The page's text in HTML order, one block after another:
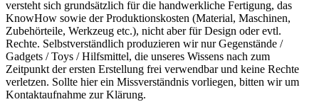
versteht sich grundsätzlich für die handwerkliche Fertigung, das
KnowHow sowie der Produktionskosten (Material, Maschinen,
Zubehörteile, Werkzeug etc.), nicht aber für Design oder evtl.
Rechte. Selbstverständlich produzieren wir nur Gegenstände /
Gadgets / Toys / Hilfsmittel, die unseres Wissens nach zum
Zeitpunkt der ersten Erstellung frei verwendbar und keine Rechte
verletzen. Sollte hier ein Missverständnis vorliegen, bitten wir um
Kontaktaufnahme zur Klärung.